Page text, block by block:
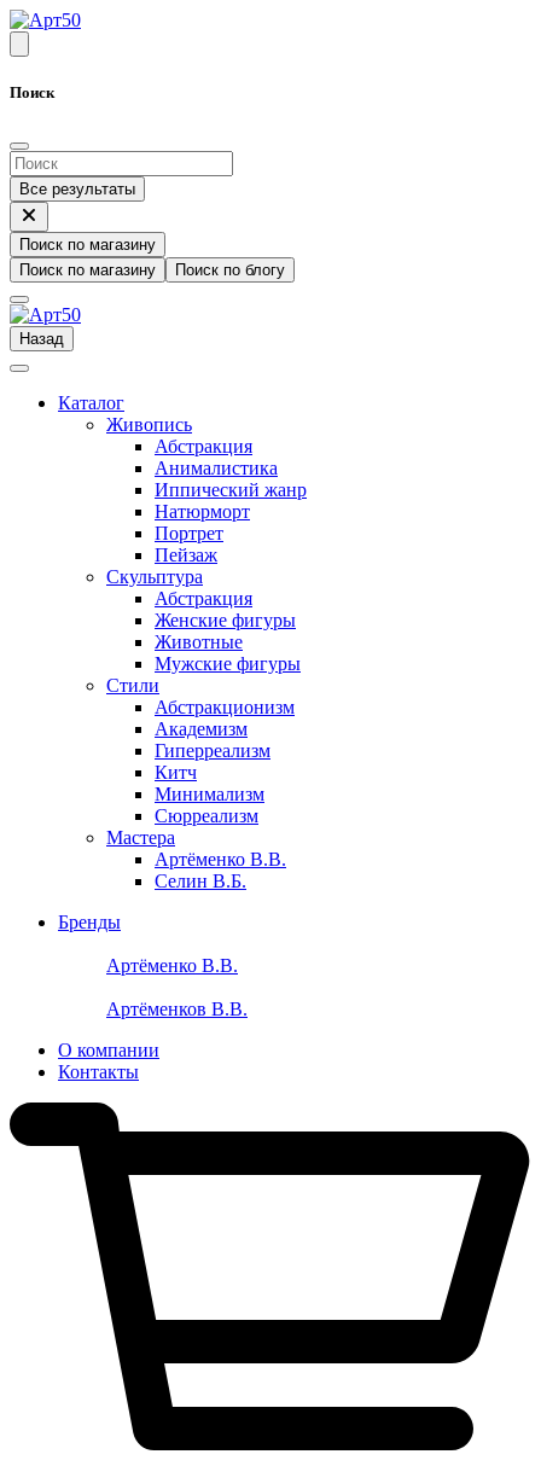
Поиск
Все результаты
Поиск по магазину
Поиск по магазину
Поиск по блогу
Назад
Каталог
Живопись
Абстракция
Анималистика
Иппический жанр
Натюрморт
Портрет
Пейзаж
Скульптура
Абстракция
Женские фигуры
Животные
Мужские фигуры
Стили
Абстракционизм
Академизм
Гиперреализм
Китч
Минимализм
Сюрреализм
Мастера
Артёменко В.В.
Селин В.Б.
Бренды
Артёменко В.В.
Артёменков В.В.
О компании
Контакты